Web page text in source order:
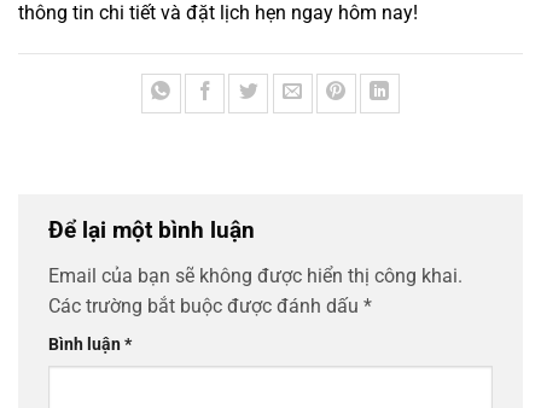
thông tin chi tiết và đặt lịch hẹn ngay hôm nay!
Để lại một bình luận
Email của bạn sẽ không được hiển thị công khai.
Các trường bắt buộc được đánh dấu *
Bình luận*